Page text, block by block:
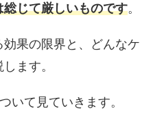
じて厳しいものです。
果の限界と、どんなケ
ます。
いて見ていきます。